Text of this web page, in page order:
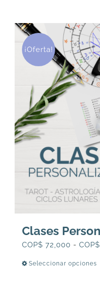
COP$
¡Oferta!
Clases
COP$ 72,000 - COP$
Seleccionar opciones